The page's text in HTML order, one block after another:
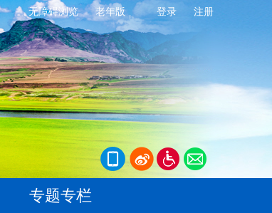
无障碍浏览 老年版 登录 注册
专题专栏